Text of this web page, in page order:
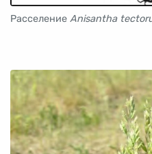
Расселение Anisantha